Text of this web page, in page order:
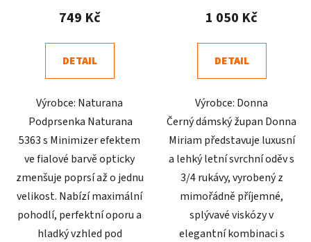
produktu
5,0
z
hvězdiček.
749 Kč
DETAIL
Výrobce: Naturana
Podprsenka Naturana
5363 s Minimizer efektem
ve fialové barvě opticky
zmenšuje poprsí až o jednu
velikost. Nabízí maximální
pohodlí, perfektní oporu a
hladký vzhled pod
produktu
5,0
z
hvězdiček.
1 050 Kč
DETAIL
Výrobce: Donna
Černý dámský župan Donna
Miriam představuje luxusní
a lehký letní svrchní oděv s
3/4 rukávy, vyrobený z
mimořádně příjemné,
splývavé viskózy v
elegantní kombinaci s